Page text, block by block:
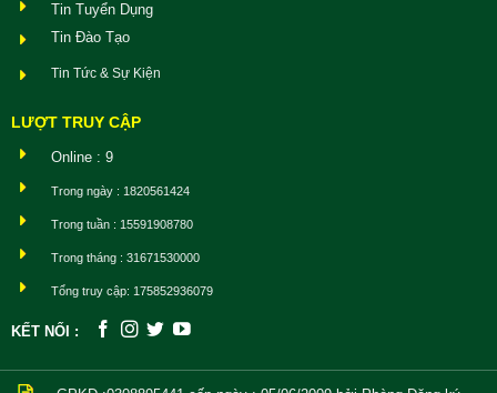
Tin Tuyển Dụng
Tin Đào Tạo
Tin Tức & Sự Kiện
LƯỢT TRUY CẬP
Online : 9
Trong ngày : 1820561424
Trong tuần : 15591908780
Trong tháng : 31671530000
Tổng truy cập: 175852936079
KẾT NỐI :